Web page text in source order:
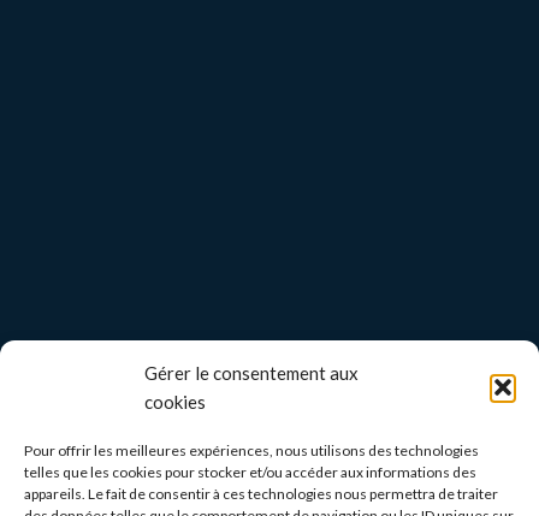
Gérer le consentement aux
cookies
Pour offrir les meilleures expériences, nous utilisons des technologies
telles que les cookies pour stocker et/ou accéder aux informations des
appareils. Le fait de consentir à ces technologies nous permettra de traiter